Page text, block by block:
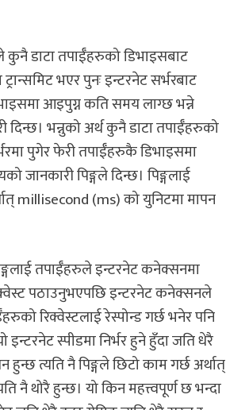
कुनै डाटा तपाईँहरुको डिभाइसबाट
भएर पुनः इन्टरनेट सर्भरबाट
आइपुग्न कति समय लाग्छ भन्ने
दिन्छ। भन्नुको अर्थ कुनै डाटा तपाईँहरुको
पुगेर फेरी तपाईँहरुकै डिभाइसमा
जानकारी पिङ्गले दिन्छ। पिङ्गलाई
millisecond (ms) को युनिटमा मापन
तपाईँहरुले इन्टरनेट कनेक्सनमा
पठाउनुभएपछि इन्टरनेट कनेक्सनले
रिक्वेस्टलाई रेस्पोन्ड गर्छ भनेर पनि
स्पीडमा निर्भर हुने हुँदा जति धेरै
त्यति नै पिङ्गले छिटो काम गर्छ अर्थात्
नै थोरै हुन्छ। यो किन महत्त्वपूर्ण छ भन्दा